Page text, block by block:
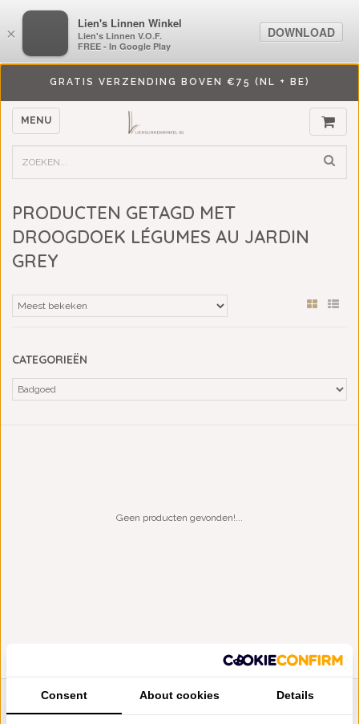
GRATIS VERZENDING BOVEN €75 (NL + BE)
MENU
PRODUCTEN GETAGD MET
DROOGDOEK LÉGUMES AU JARDIN
GREY
CATEGORIEËN
Geen producten gevonden!...
LIENSLINNENWINKEL.NL
×
LiensLinnenwinkel.nl
Lien's Linnen V.O.F.
FREE - In Google Play
DOWNLOAD
Consent About cookies Details
×
Lien's Linnen Winkel
Lien's Linnen V.O.F.
FREE - In Google Play
DOWNLOAD